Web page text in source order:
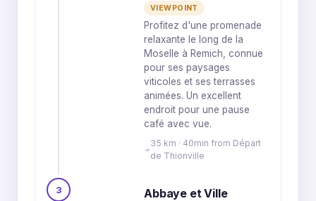
VIEWPOINT
Profitez d'une promenade
relaxante le long de la
Moselle à Remich, connue
pour ses paysages
viticoles et ses terrasses
animées. Un excellent
endroit pour une pause
café avec vue.
35 km · 40min from Départ
de Thionville
3
Abbaye et Ville